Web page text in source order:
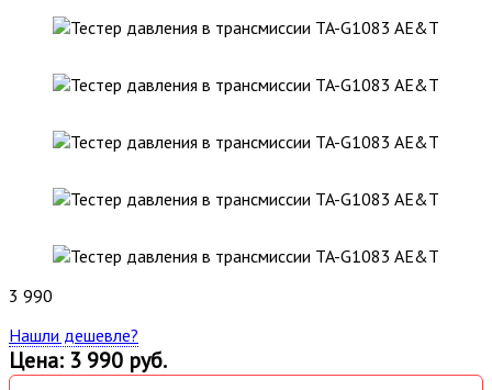
3 990
Нашли дешевле?
Цена: 3 990 руб.